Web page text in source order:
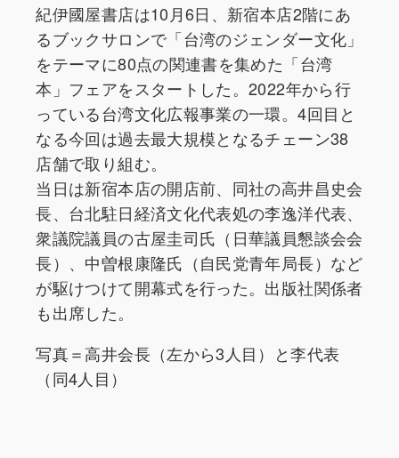
紀伊國屋書店は10月6日、新宿本店2階にあ
るブックサロンで「台湾のジェンダー文化」
をテーマに80点の関連書を集めた「台湾
本」フェアをスタートした。2022年から行
っている台湾文化広報事業の一環。4回目と
なる今回は過去最大規模となるチェーン38
店舗で取り組む。
当日は新宿本店の開店前、同社の高井昌史会
長、台北駐日経済文化代表処の李逸洋代表、
衆議院議員の古屋圭司氏（日華議員懇談会会
長）、中曽根康隆氏（自民党青年局長）など
が駆けつけて開幕式を行った。出版社関係者
も出席した。
写真＝高井会長（左から3人目）と李代表
（同4人目）